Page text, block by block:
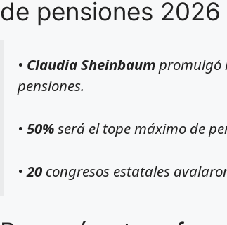
de pensiones 2026
• Claudia Sheinbaumpromulgó
pensiones.
• 50%será el tope máximo de
•20 congresos estatales